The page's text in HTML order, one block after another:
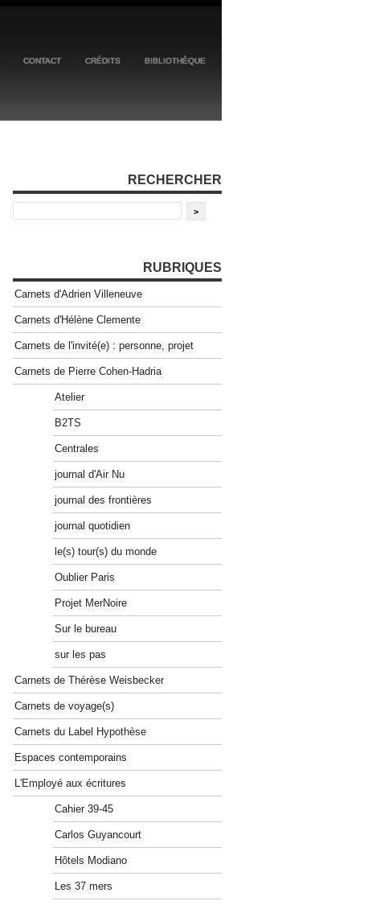
CONTACT CRÉDITS BIBLIOTHÈQUE
RECHERCHER
RUBRIQUES
Carnets d'Adrien Villeneuve
Carnets d'Hélène Clemente
Carnets de l'invité(e) : personne, projet
Carnets de Pierre Cohen-Hadria
Atelier
B2TS
Centrales
journal d'Air Nu
journal des frontières
journal quotidien
le(s) tour(s) du monde
Oublier Paris
Projet MerNoire
Sur le bureau
sur les pas
Carnets de Thérèse Weisbecker
Carnets de voyage(s)
Carnets du Label Hypothèse
Espaces contemporains
L'Employé aux écritures
Cahier 39-45
Carlos Guyancourt
Hôtels Modiano
Les 37 mers